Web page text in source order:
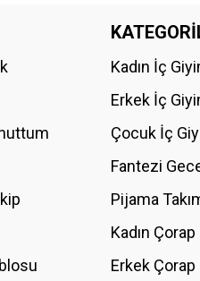
Bu ürüne ilk
Kadın İç
Erkek İç
Çocuk İç
Fantezi
Pijama
Kadın Çorap
Erkek Çorap